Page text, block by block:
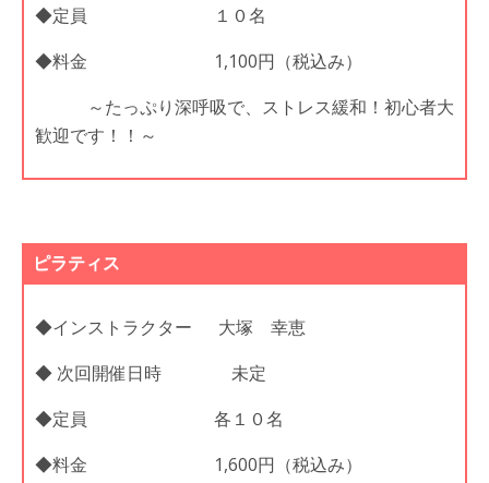
◆定員 １０名
◆料金 1,100円（税込み）
～たっぷり深呼吸で、ストレス緩和！初心者大
歓迎です！！～
ピラティス
◆インストラクター 大塚 幸恵
◆ 次回開催日時 未定
◆定員 各１０名
◆料金 1,600円（税込み）